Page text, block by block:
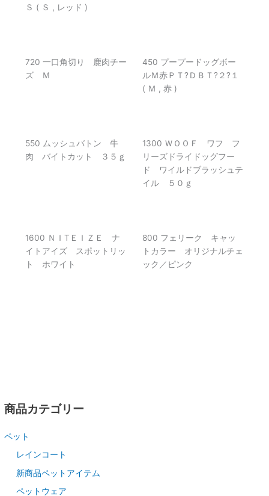
商品カテゴリー
ペット
レインコート
新商品ペットアイテム
ペットウェア
Ｓ ( Ｓ , レッド )
720 一口角切り 鹿肉チー
ズ Ｍ
450 プープードッグボー
ルＭ赤ＰＴ?ＤＢＴ?２?１
( Ｍ , 赤 )
550 ムッシュバトン 牛
肉 バイトカット ３５ｇ
1300 ＷＯＯＦ ワフ フ
リーズドライドッグフー
ド ワイルドブラッシュテ
イル ５０ｇ
1600 ＮＩTＥＩＺＥ ナ
イトアイズ スポットリッ
ト ホワイト
800 フェリーク キャッ
トカラー オリジナルチェ
ック／ピンク